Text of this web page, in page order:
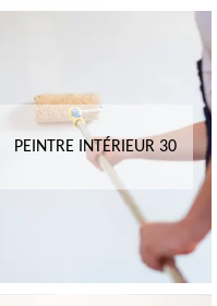
PEINTRE INTÉRIEUR 30